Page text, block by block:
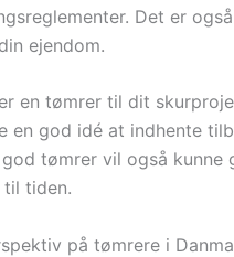
Det er
ejendom.
en tømrer til dit
en god idé at indhente
god tømrer vil også
tiden.
på tømrere i